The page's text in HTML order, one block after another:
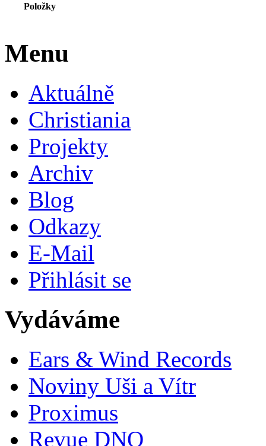
Položky
Menu
Aktuálně
Christiania
Projekty
Archiv
Blog
Odkazy
E-Mail
Přihlásit se
Vydáváme
Ears & Wind Records
Noviny Uši a Vítr
Proximus
Revue DNO